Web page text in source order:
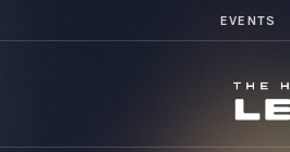
EVENTS